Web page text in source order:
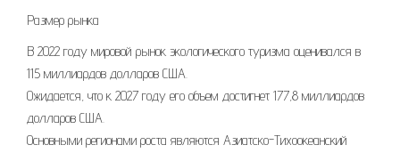
Размер рынка
В 2022 году мировой рынок экологического туризма оценивался в
115 миллиардов долларов США.
Ожидается, что к 2027 году его объем достигнет 177,8 миллиардов
долларов США.
Основными регионами роста являются Азиатско-Тихоокеанский